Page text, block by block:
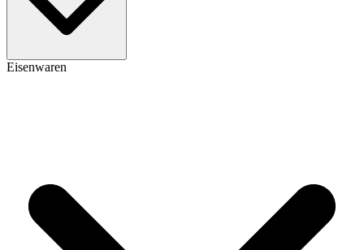
Eisenwaren